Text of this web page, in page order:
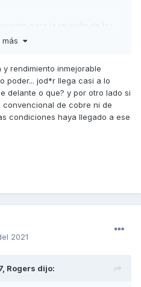
para la revisión de los
yo todo y os resumo su
del aire cada 20000, aceite
correa de transmisión cada
murió con 95000 y el
cilíndricos me duran 30000
bujía la he cambiado con
ya tenía muy comido el
45000 km. Las pastillas de
he cambiado y las traseras
pensado que un motor de
fiabilidad.
más
rendimiento inmejorable
poder... jod*r llega casi a lo
delante o que? y por otro lado si
de cobre ni de
condiciones haya llegado a ese
2021
Rogers dijo: